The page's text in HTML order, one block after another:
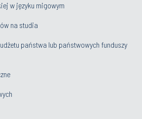
w języku migowym
na studia
państwa lub państwowych funduszy